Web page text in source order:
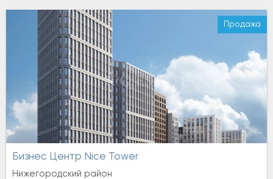
Продажа
Бизнес Центр Nice Tower
Нижегородский район